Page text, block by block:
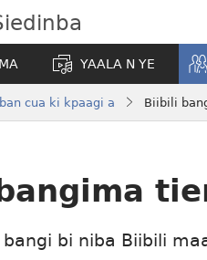
YAALA N YE
cua ki kpaagi a Biibili
bi niba Biibili